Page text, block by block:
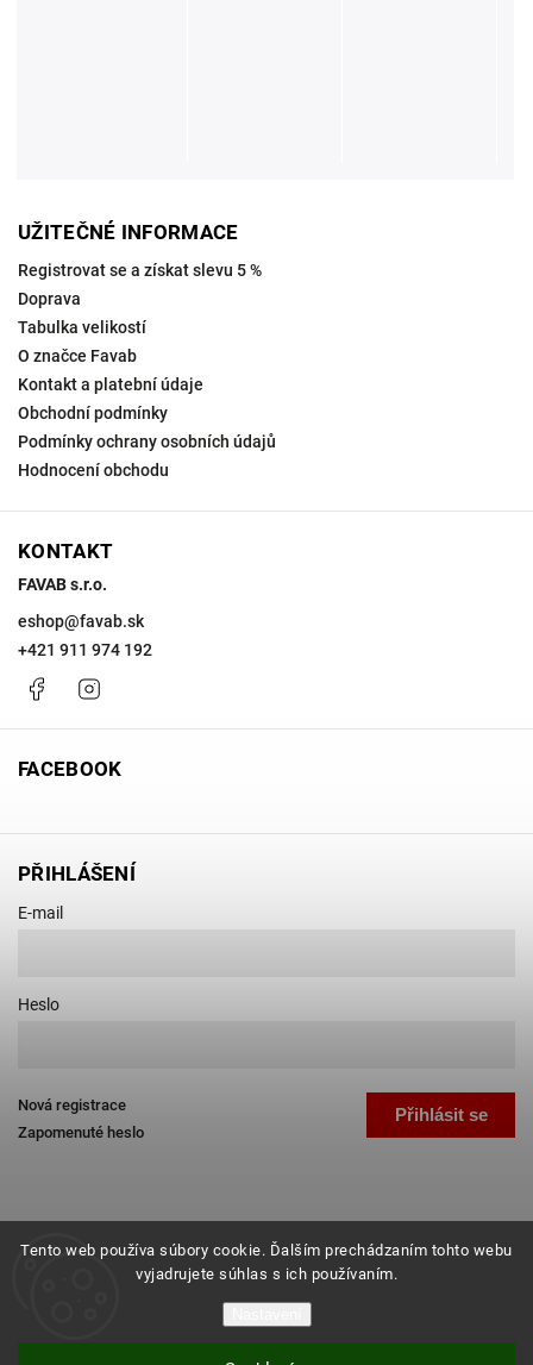
Tento web používa súbory cookie. Ďalším prechádzaním tohto webu
vyjadrujete súhlas s ich používaním.
UŽITEČNÉ INFORMACE
Registrovat se a získat slevu 5 %
Doprava
Tabulka velikostí
O značce Favab
Kontakt a platební údaje
Obchodní podmínky
Podmínky ochrany osobních údajů
Hodnocení obchodu
KONTAKT
FAVAB s.r.o.
eshop@favab.sk
+421 911 974 192
Facebook
FACEBOOK
PŘIHLÁŠENÍ
E-mail
Heslo
Přihlásit se
Nová registrace
Zapomenuté heslo
Favab.cz. Všechna práva vyhrazena.
Grafický návrh vytvořil a nakódoval